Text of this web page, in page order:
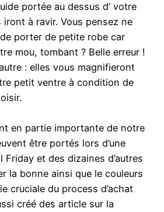
portée au dessus d’ votre
à ravir. Vous pensez ne
porter de petite robe car
mou, tombant ? Belle erreur !
: elles vous magnifieront
petit ventre à condition de
en partie importante de notre
être portés lors d’une
Friday et des dizaines d’autres
la bonne ainsi que le couleurs
cruciale du process d’achat
créé des article sur la